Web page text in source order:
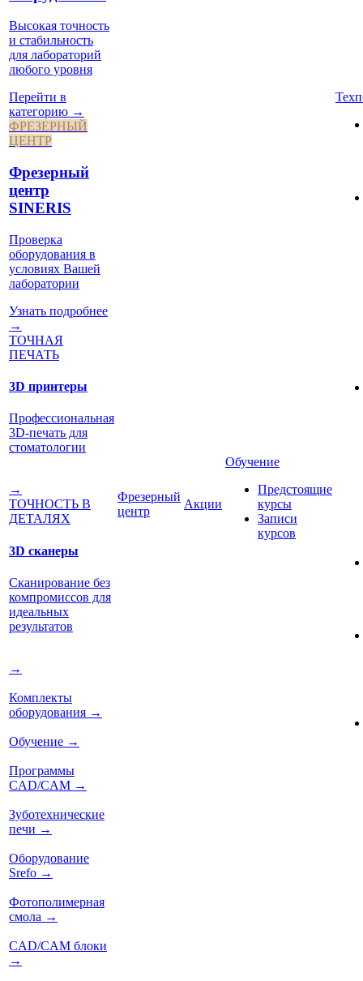
Высокая точность
и стабильность
для лабораторий
любого уровня
Перейти в
категорию →
ФРЕЗЕРНЫЙ
ЦЕНТР
Фрезерный
центр
SINERIS
Проверка
оборудования в
условиях Вашей
лаборатории
Узнать подробнее
→
ТОЧНАЯ
ПЕЧАТЬ
3D принтеры
Профессиональная
3D-печать для
стоматологии
→
ТОЧНОСТЬ В
ДЕТАЛЯХ
3D сканеры
Сканирование без
компромиссов для
идеальных
результатов
→
Комплекты
оборудования →
Обучение →
Программы
CAD/CAM →
Зуботехнические
печи →
Оборудование
Srefo →
Фотополимерная
смола →
CAD/CAM блоки
→
Фрезерный
центр
Акции
Обучение
Предстоящие
курсы
Записи
курсов